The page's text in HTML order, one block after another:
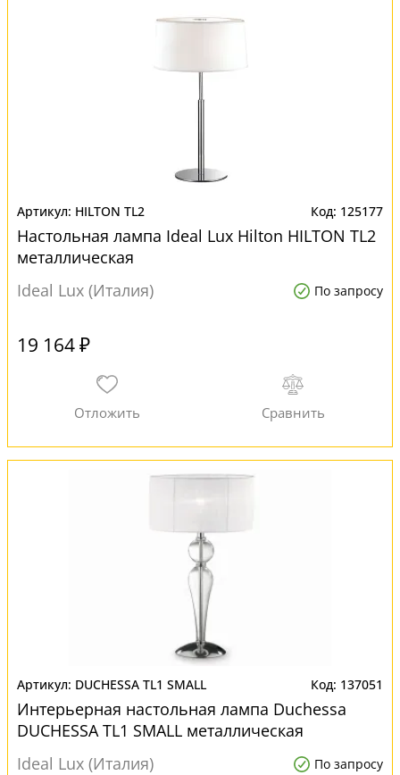
HILTON TL2 125177
Настольная лампа Ideal Lux Hilton HILTON TL2
металлическая
Ideal Lux (Италия)
По запросу
19 164 ₽
DUCHESSA TL1 SMALL 137051
Интерьерная настольная лампа Duchessa
DUCHESSA TL1 SMALL металлическая
Ideal Lux (Италия)
По запросу